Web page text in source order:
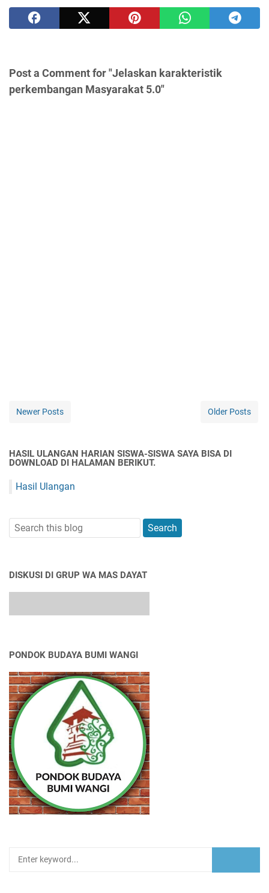
Post a Comment for "Jelaskan karakteristik
perkembangan Masyarakat 5.0"
Newer Posts Older Posts
HASIL ULANGAN HARIAN SISWA-SISWA SAYA BISA DI
DOWNLOAD DI HALAMAN BERIKUT.
Hasil Ulangan
DISKUSI DI GRUP WA MAS DAYAT
PONDOK BUDAYA BUMI WANGI